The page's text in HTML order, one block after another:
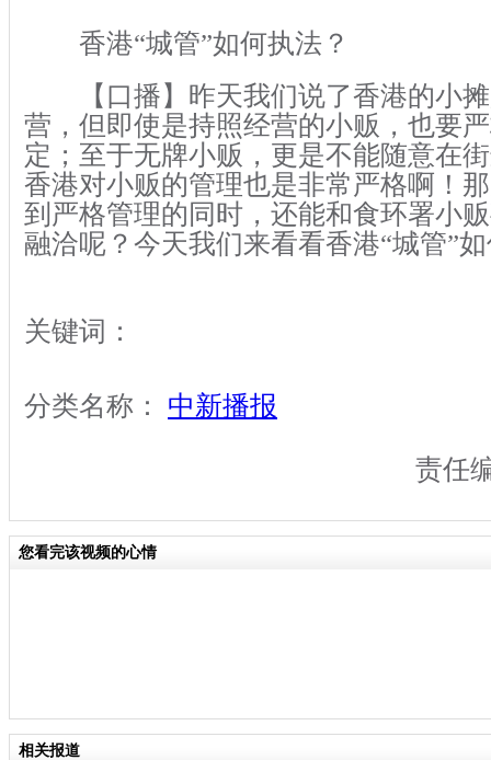
香港“城管”如何执法？
【口播】昨天我们说了香港的小摊
营，但即使是持照经营的小贩，也要
定；至于无牌小贩，更是不能随意在
香港对小贩的管理也是非常严格啊！
到严格管理的同时，还能和食环署小
融洽呢？今天我们来看看香港“城管”
关键词：
分类名称： 中新播报
责任
您看完该视频的心情
相关报道